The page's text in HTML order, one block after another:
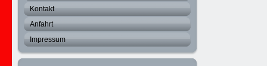
Kontakt
Anfahrt
Impressum